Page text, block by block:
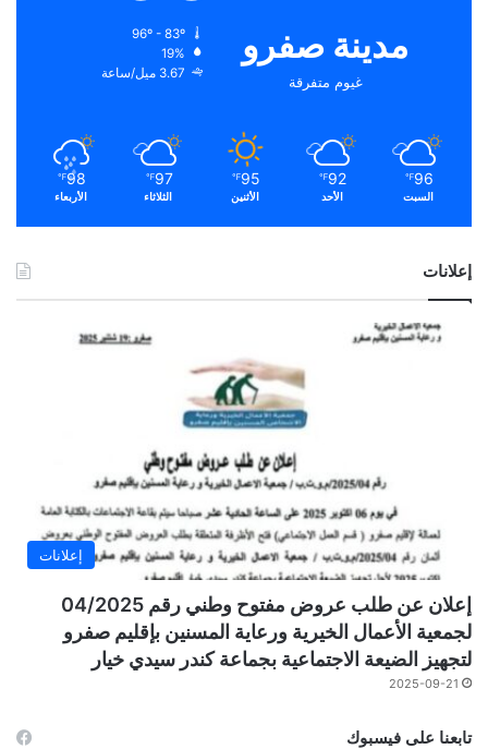
مدينة صفرو
غيوم متفرقة
19%
3.67 ميل/ساعة
96
℉
السبت
92
℉
الأحد
95
℉
الأثنين
97
℉
الثلاثاء
98
℉
الأربعاء
إعلانات
إعلانات
إعلان عن طلب عروض مفتوح وطني رقم 04/2025
لجمعية الأعمال الخيرية ورعاية المسنين بإقليم صفرو
لتجهيز الضيعة الاجتماعية بجماعة كندر سيدي خيار
2025-09-21
تابعنا على فيسبوك